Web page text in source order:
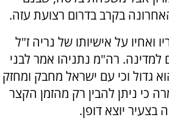
בקרב בדרום רצועת עזה.
ואחיו על אישיותו של נריה ז"ל
למדינה. רה"מ נתניהו אמר לבני
גדול וכי עם ישראל מחבק ומחזק
כי ניתן להבין רק מהזמן הקצר
בצעיר יוצא דופן.